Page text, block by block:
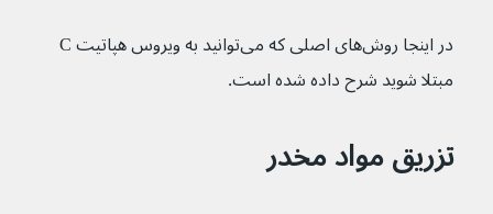
در اینجا روش‌های اصلی که می‌توانید به ویروس هپاتیت C
مبتلا شوید شرح داده شده است.
تزریق مواد مخدر